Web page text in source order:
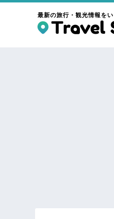
最新の旅行・観光情報をい